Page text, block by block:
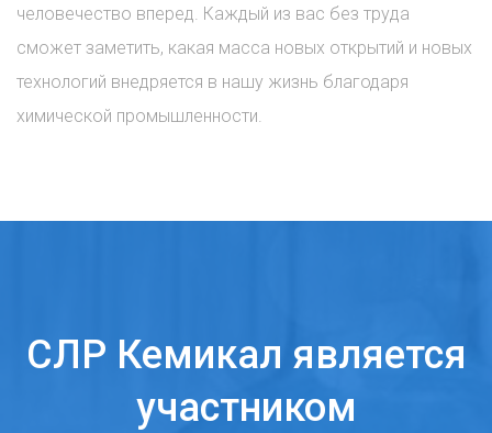
человечество вперед. Каждый из вас без труда
сможет заметить, какая масса новых открытий и новых
технологий внедряется в нашу жизнь благодаря
химической промышленности.
СЛР Кемикал является
участником